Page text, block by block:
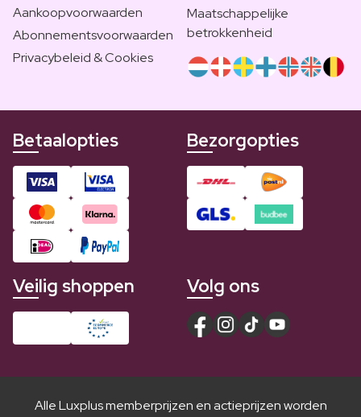
Aankoopvoorwaarden
Abonnementsvoorwaarden
Privacybeleid & Cookies
Maatschappelijke
betrokkenheid
Betaalopties Bezorgopties
Veilig shoppen Volg ons
Alle Luxplus memberprijzen en actieprijzen worden